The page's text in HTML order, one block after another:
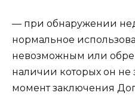
— при обнаружении
нормальное
невозможным или
наличии которых он не
момент заключения